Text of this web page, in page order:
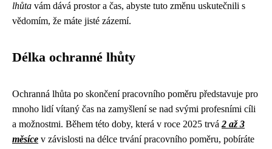
lhůta vám dává prostor a čas, abyste tuto změnu uskutečnili s
vědomím, že máte jisté zázemí.
Délka ochranné lhůty
Ochranná lhůta po skončení pracovního poměru představuje pro
mnoho lidí vítaný čas na zamyšlení se nad svými profesními cíli
a možnostmi. Během této doby, která v roce 2025 trvá 2 až 3
měsíce v závislosti na délce trvání pracovního poměru, pobíráte